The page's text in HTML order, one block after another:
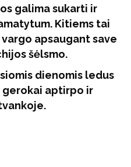
galima sukarti ir
Kitiems tai
apsaugant save
šėlsmo.
dienomis ledus
aptirpo ir